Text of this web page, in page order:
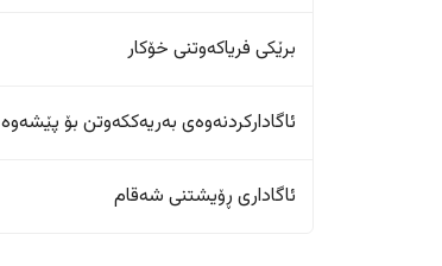
برێکی فریاکەوتنی خۆکار
ئاگادارکردنەوەی بەریەککەوتن بۆ پێشەوە
ئاگاداری ڕۆیشتنی شەقام